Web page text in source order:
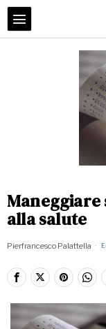
alla salute
Pierfrancesco Palattella